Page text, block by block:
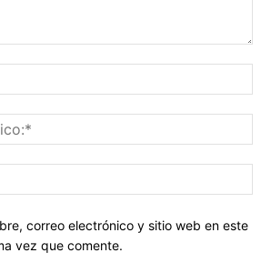
correo electrónico y sitio web en este
vez que comente.